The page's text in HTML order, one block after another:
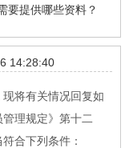
要提供哪些资料？
14:28:40
将有关情况回复如
理规定》第十二
合下列条件：